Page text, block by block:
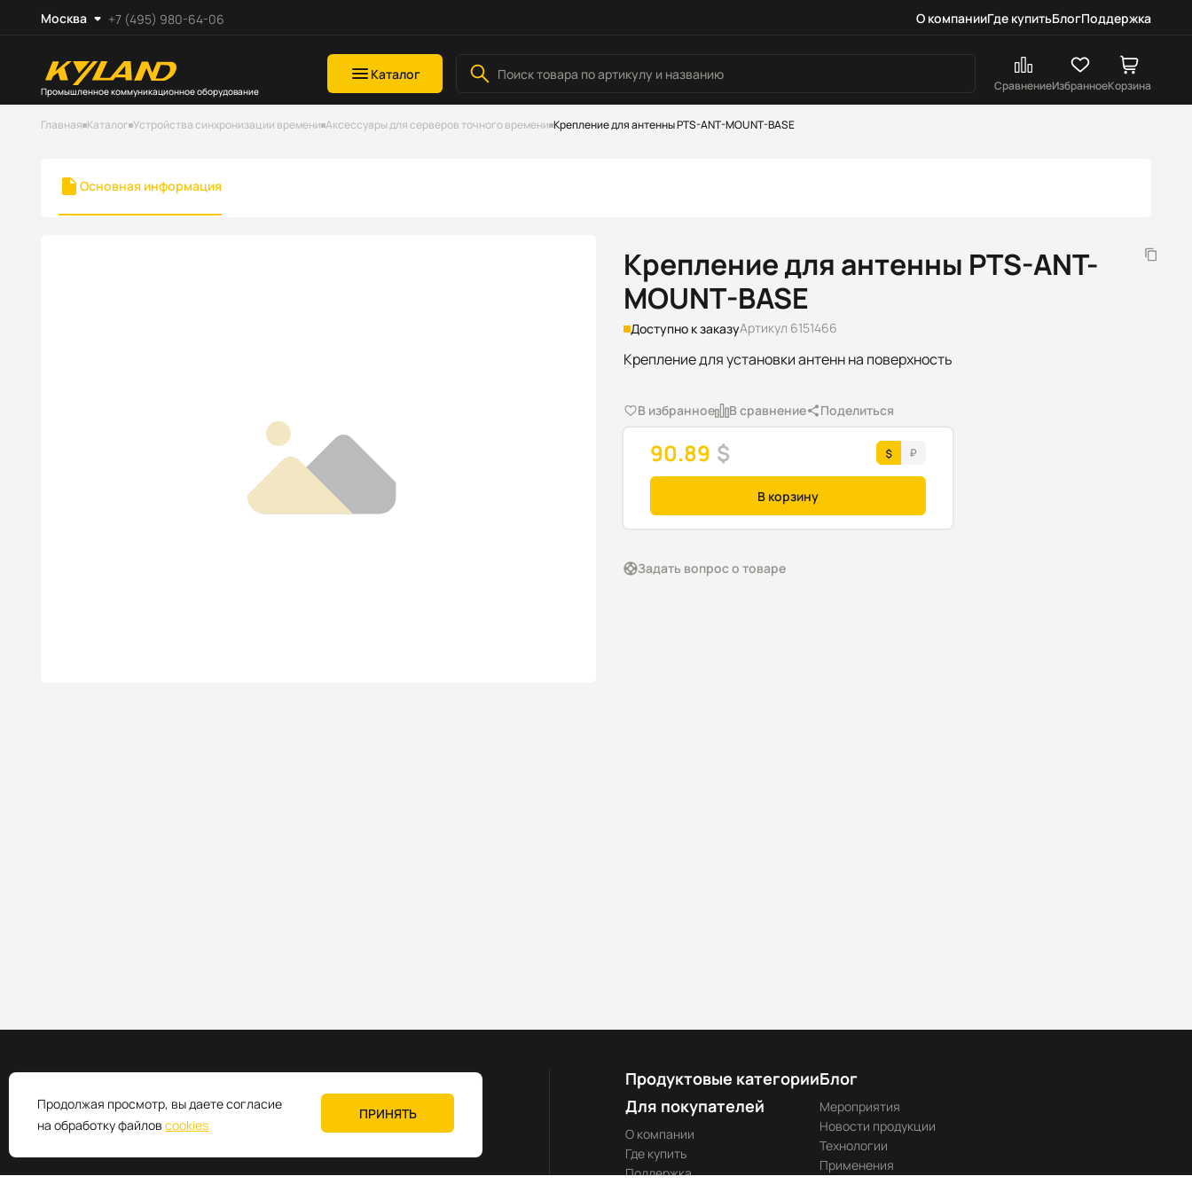
Москва +7 (495) 980-64-06 О компанииГде купитьБлогПоддержка
Промышленное коммуникационное оборудование
Каталог
СравнениеИзбранноеКорзина
Главная Каталог Устройства синхронизации времени Аксессуары для серверов точного времени Крепление для антенны PTS-ANT-MOUNT-BASE
Основная информация
Крепление для антенны PTS-ANT-
MOUNT-BASE
Доступно к заказуАртикул 6151466
Крепление для установки антенн на поверхность
В избранное В сравнение Поделиться
90.89 $
В корзину
Задать вопрос о товаре
Промышленное коммуникационное оборудование
Продуктовые категории
Для покупателей
О компании
Где купить
Поддержка
Блог
Мероприятия
Новости продукции
Технологии
Применения
Продолжая просмотр, вы даете согласие
на обработку файлов cookies
ПРИНЯТЬ